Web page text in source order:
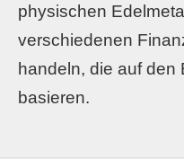
physischen
verschiedenen
handeln, die auf den
basieren.